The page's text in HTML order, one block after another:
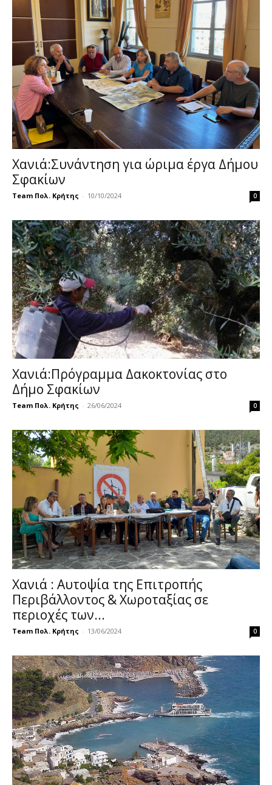
Χανιά:Συνάντηση για ώριμα έργα Δήμου
Σφακίων
Team Πολ. Κρήτης - 10/10/2024 0
Χανιά:Πρόγραμμα Δακοκτονίας στο
Δήμο Σφακίων
Team Πολ. Κρήτης - 26/06/2024 0
Χανιά : Αυτοψία της Επιτροπής
Περιβάλλοντος & Χωροταξίας σε
περιοχές των...
Team Πολ. Κρήτης - 13/06/2024 0